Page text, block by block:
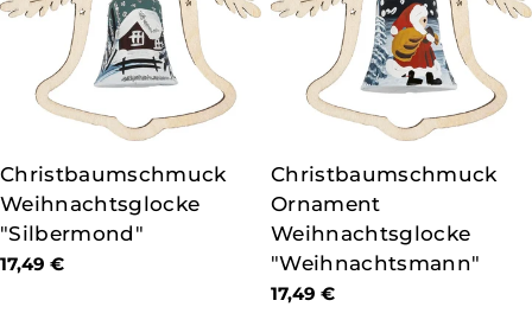
TYP:
Christbaumschmuck
Weihnachtsglocke
"Silbermond"
Regulärer
17,49 €
TYP:
Christbaumschmuck
Ornament
Weihnachtsglocke
"Weihnachtsmann"
Regulärer
17,49 €